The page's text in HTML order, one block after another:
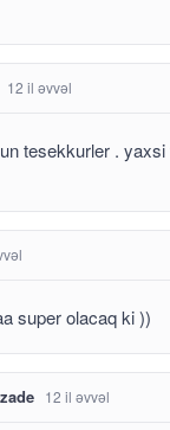
12 il əvvəl
tesekkurler .
super olacaq ki ))
12 il əvvəl